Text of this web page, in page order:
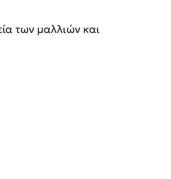
των μαλλιών και